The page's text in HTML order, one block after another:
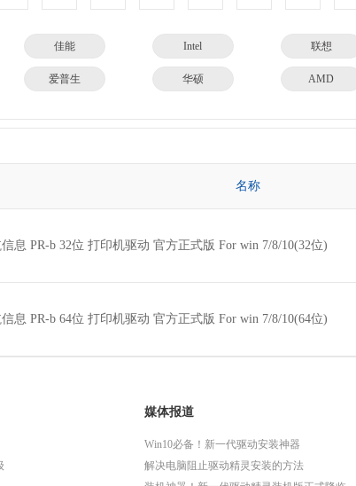
佳能 Intel 联想
爱普生 华硕 AMD
名称
息 PR-b 32位 打印机驱动 官方正式版 For win 7/8/10(32位)
息 PR-b 64位 打印机驱动 官方正式版 For win 7/8/10(64位)
媒体报道
Win10必备！新一代驱动安装神器
解决电脑阻止驱动精灵安装的方法